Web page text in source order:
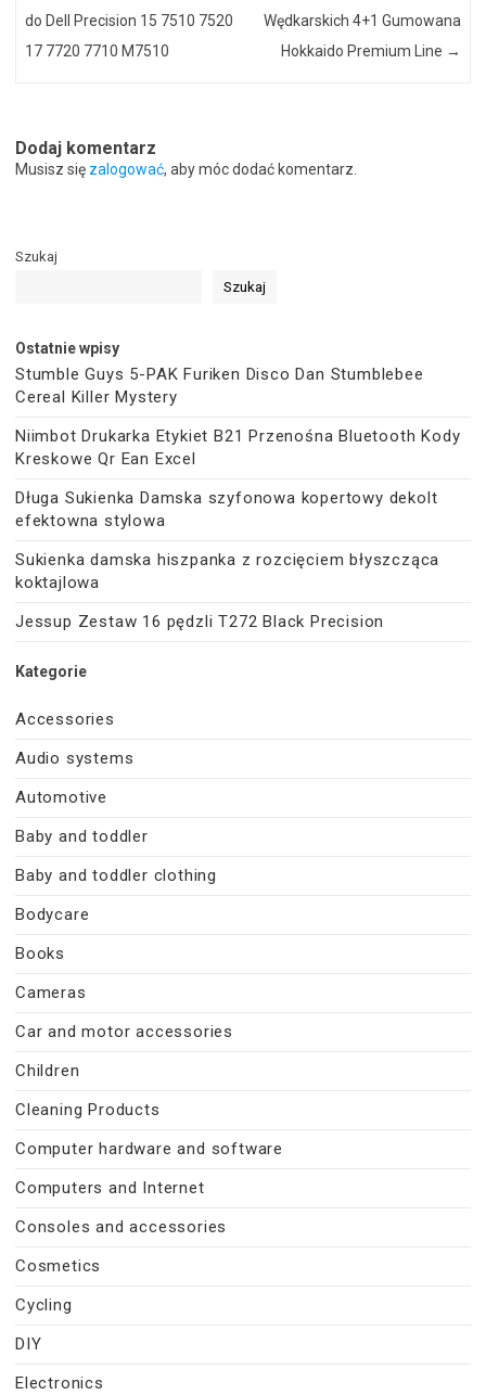
do Dell Precision 15 7510 7520
17 7720 7710 M7510
Wędkarskich 4+1 Gumowana
Hokkaido Premium Line →
Dodaj komentarz
Musisz się zalogować, aby móc dodać komentarz.
Szukaj
Szukaj
Ostatnie wpisy
Stumble Guys 5-PAK Furiken Disco Dan Stumblebee
Cereal Killer Mystery
Niimbot Drukarka Etykiet B21 Przenośna Bluetooth Kody
Kreskowe Qr Ean Excel
Długa Sukienka Damska szyfonowa kopertowy dekolt
efektowna stylowa
Sukienka damska hiszpanka z rozcięciem błyszcząca
koktajlowa
Jessup Zestaw 16 pędzli T272 Black Precision
Kategorie
Accessories
Audio systems
Automotive
Baby and toddler
Baby and toddler clothing
Bodycare
Books
Cameras
Car and motor accessories
Children
Cleaning Products
Computer hardware and software
Computers and Internet
Consoles and accessories
Cosmetics
Cycling
DIY
Electronics